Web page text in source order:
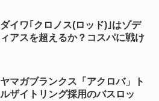
ダイワ｢クロノス(ロッド)｣はゾデ
ィアスを超えるか？コスパに戦け
ヤマガブランクス「アクロバ」ト
ルザイトリング採用のバスロッ